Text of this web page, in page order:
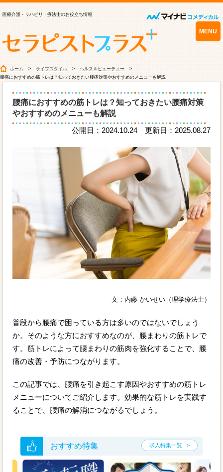
医療介護・リハビリ・療法士のお役立ち情報
MENU
ホーム ライフスタイル
ヘルス＆ビューティー
腰痛におすすめの筋トレは？知っておきたい腰痛対策やおすすめのメニューも解説
腰痛におすすめの筋トレは？知っておきたい腰痛対策
やおすすめのメニューも解説
公開日：2024.10.24 更新日：2025.08.27
文：内藤 かいせい（理学療法士）
普段から腰痛で困っている方は多いのではないでしょう
か。そのような方におすすめなのが、腰まわりの筋トレで
す。筋トレによって腰まわりの筋肉を強化することで、腰
痛の改善・予防につながります。
この記事では、腰痛を引き起こす原因やおすすめの筋トレ
メニューについてご紹介します。効果的な筋トレを実践す
ることで、腰痛の解消につながるでしょう。
おすすめ特集 求人特集一覧